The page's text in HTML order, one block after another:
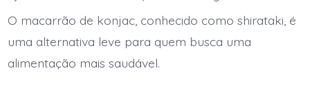
O macarrão de konjac, conhecido como shirataki, é
uma alternativa leve para quem busca uma
alimentação mais saudável.